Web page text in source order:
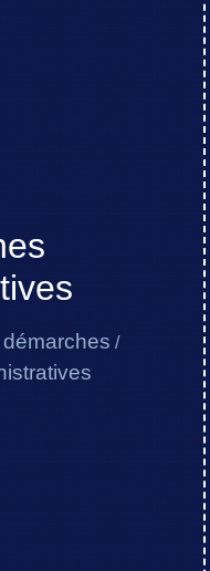
/